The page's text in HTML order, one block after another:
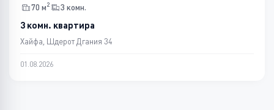
70 м2 3 комн.
3 комн. квартира
Хайфа, Шдерот Дгания 34
01.08.2026